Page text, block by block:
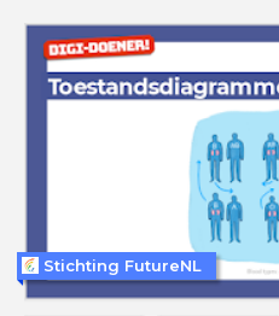
Stichting FutureNL